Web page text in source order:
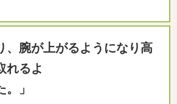
、腕が上がるようになり高
れるよ
」